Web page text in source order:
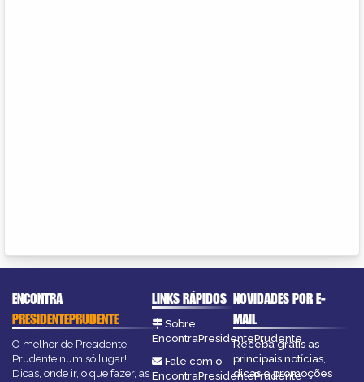
ENCONTRA
PRESIDENTEPRUDENTE
O melhor de Presidente
Prudente num só lugar!
Dicas, onde ir, o que fazer, as
LINKS RÁPIDOS
Sobre
EncontraPresidentePrudente
Fale com o
EncontraPresidentePrudente
NOVIDADES POR E-
MAIL
Receba grátis as
principais notícias,
dicas e promoções